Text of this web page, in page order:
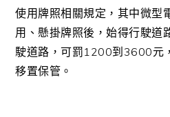
使用牌照相關規定，其中微型
用、懸掛牌照後，始得行駛道
駛道路，可罰1200到3600元
移置保管。